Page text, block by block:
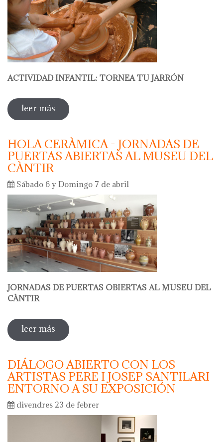
ACTIVIDAD INFANTIL: TORNEA TU JARRÓN
leer más sobre hola cerámica - taller infantil:
dedos pequeños, manos expertas: tornea
HOLA CERÀMICA - JORNADAS DE
PUERTAS ABIERTAS AL MUSEU DEL
CÀNTIR
Sábado 6 y Domingo 7 de abril
JORNADAS DE PUERTAS OBIERTAS AL MUSEU DEL
CÀNTIR
leer más sobre hola ceràmica - jornadas de
puertas abiertas al museu del càntir
DIÁLOGO ABIERTO CON LOS
ARTISTAS PERE I JOSEP SANTILARI
ENTORNO A SU EXPOSICIÓN
divendres 23 de febrer